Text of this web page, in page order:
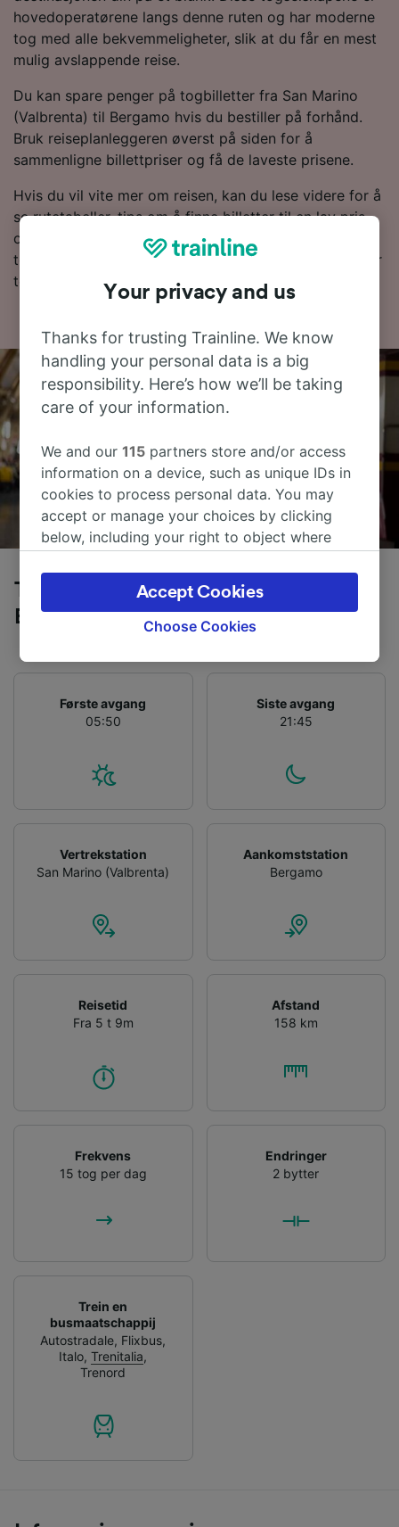
hovedoperatørene langs denne ruten og har moderne
tog med alle bekvemmeligheter, slik at du får en mest
mulig avslappende reise.
Du kan spare penger på togbilletter fra San Marino
(Valbrenta) til Bergamo hvis du bestiller på forhånd.
Bruk reiseplanleggeren øverst på siden for å
sammenligne billettpriser og få de laveste prisene.
Hvis du vil vite mer om reisen, kan du lese videre for å
se rutetabeller, tips om å finne billetter til en lav pris
og vanlige spørsmål, inkludert dagens første og siste
tog. Vil du gå rett til bestillingen? Start søket ditt etter
togbilletter hos oss i dag!
Tog fra San Marino (Valbrenta) til
Bergamo
Første avgang
05:50
Siste avgang
21:45
Vertrekstation
San Marino (Valbrenta)
Aankomststation
Bergamo
Reisetid
Fra 5 t 9m
Afstand
158 km
Frekvens
15 tog per dag
Endringer
2 bytter
Trein en
busmaatschappij
Autostradale, Flixbus,
Italo,Trenitalia,
Trenord
Your privacy and us
Thanks for trusting Trainline. We know
handling your personal data is a big
responsibility. Here’s how we’ll be taking
care of your information.
We and our115 partners store and/or access
information on a device, such as unique IDs in
cookies to process personal data. You may
accept or manage your choices by clicking
below, including your right to object where
the privacy policy page. These choices will be
signaled to our partners and will not affect
browsing data. Your data will not be used for
track you.
We and our partners process data to provide:
Use precise geolocation data. Actively scan
Personalised advertising and content,
audience research and services development.
Choose Cookies
Accept Cookies